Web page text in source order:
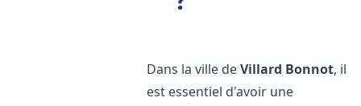
Dans la ville deVillard Bonnot, il
est essentiel d'avoir une